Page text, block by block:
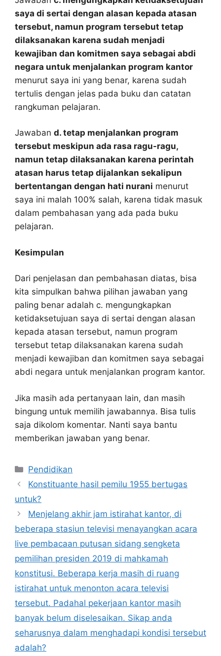
saya di sertai dengan alasan kepada atasan
tersebut, namun program tersebut tetap
dilaksanakan karena sudah menjadi
kewajiban dan komitmen saya sebagai abdi
negara untuk menjalankan program kantor
menurut saya ini yang benar, karena sudah
tertulis dengan jelas pada buku dan catatan
rangkuman pelajaran.
Jawaban d. tetap menjalankan program
tersebut meskipun ada rasa ragu-ragu,
namun tetap dilaksanakan karena perintah
atasan harus tetap dijalankan sekalipun
bertentangan dengan hati nurani menurut
saya ini malah 100% salah, karena tidak masuk
dalam pembahasan yang ada pada buku
pelajaran.
Kesimpulan
Dari penjelasan dan pembahasan diatas, bisa
kita simpulkan bahwa pilihan jawaban yang
paling benar adalah c. mengungkapkan
ketidaksetujuan saya di sertai dengan alasan
kepada atasan tersebut, namun program
tersebut tetap dilaksanakan karena sudah
menjadi kewajiban dan komitmen saya sebagai
abdi negara untuk menjalankan program kantor.
Jika masih ada pertanyaan lain, dan masih
bingung untuk memilih jawabannya. Bisa tulis
saja dikolom komentar. Nanti saya bantu
memberikan jawaban yang benar.
Kategori
Pendidikan
Konstituante hasil pemilu 1955 bertugas
untuk?
Menjelang akhir jam istirahat kantor, di
beberapa stasiun televisi menayangkan acara
live pembacaan putusan sidang sengketa
pemilihan presiden 2019 di mahkamah
konstitusi. Beberapa kerja masih di ruang
istirahat untuk menonton acara televisi
tersebut. Padahal pekerjaan kantor masih
banyak belum diselesaikan. Sikap anda
seharusnya dalam menghadapi kondisi tersebut
adalah?